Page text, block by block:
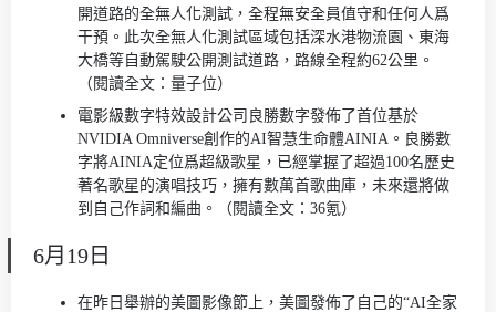
開道路的全無人化測試，全程無安全員值守和任何人爲
干預。此次全無人化測試區域包括深水港物流園、東海
大橋等自動駕駛公開測試道路，路線全程約62公里。
（閱讀全文：量子位）
電影級數字特效設計公司良勝數字發佈了首位基於
NVIDIA Omniverse創作的AI智慧生命體AINIA。良勝數
字將AINIA定位爲超級歌星，已經掌握了超過100名歷史
著名歌星的演唱技巧，擁有數萬首歌曲庫，未來還將做
到自己作詞和編曲。（閱讀全文：36氪）
6月19日
在昨日舉辦的美圖影像節上，美圖發佈了自己的“AI全家